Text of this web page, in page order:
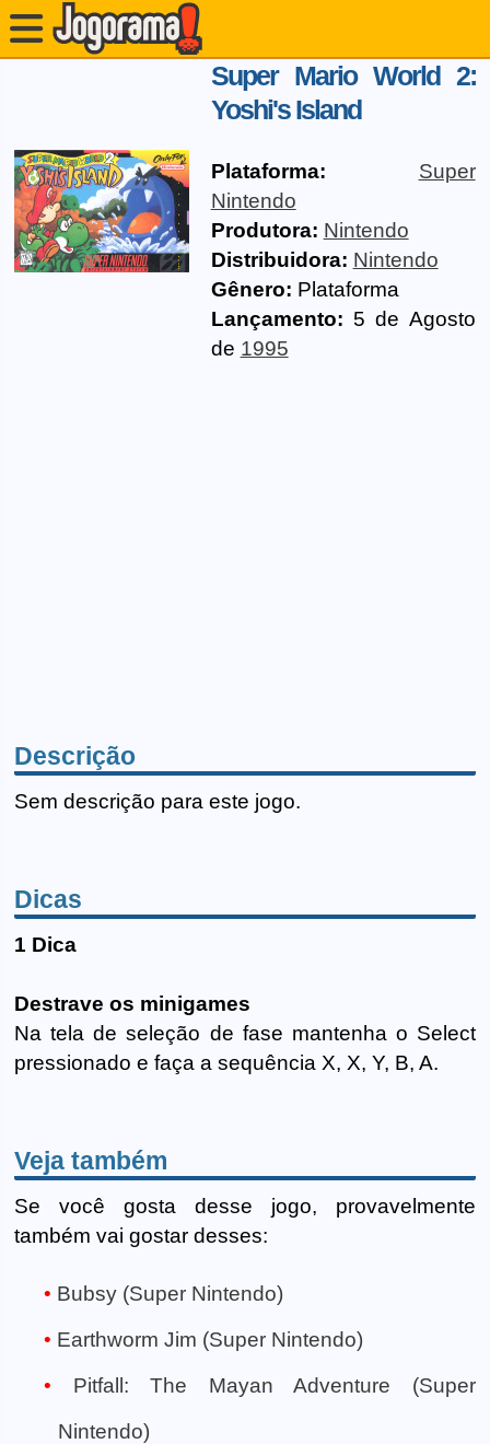
Super Mario World 2:
Yoshi's Island
Plataforma:
Super
Nintendo
Produtora: Nintendo
Distribuidora: Nintendo
Gênero: Plataforma
Lançamento: 5 de Agosto
de 1995
Descrição
Sem descrição para este jogo.
Dicas
1 Dica
Destrave os minigames
Na tela de seleção de fase mantenha o Select
pressionado e faça a sequência X, X, Y, B, A.
Veja também
Se você gosta desse jogo, provavelmente
também vai gostar desses:
Bubsy (Super Nintendo)
Earthworm Jim (Super Nintendo)
Pitfall: The Mayan Adventure (Super
Nintendo)